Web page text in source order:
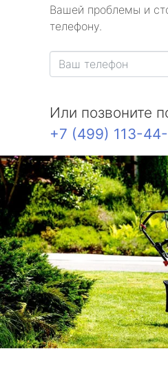
Вашей проблемы и
телефону.
Или позвоните
+7 (499) 113-